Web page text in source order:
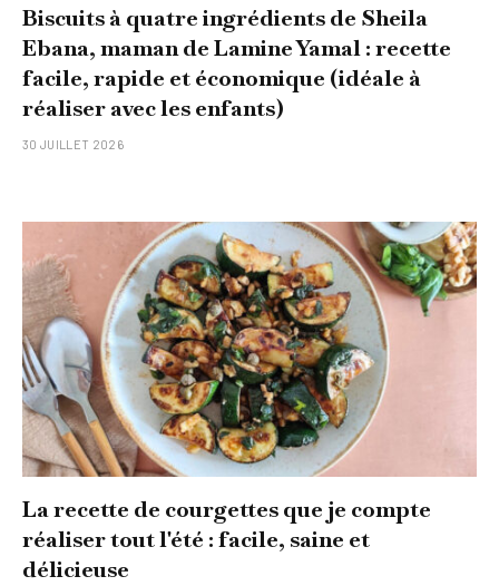
Biscuits à quatre ingrédients de Sheila
Ebana, maman de Lamine Yamal : recette
facile, rapide et économique (idéale à
réaliser avec les enfants)
30 JUILLET 2026
La recette de courgettes que je compte
réaliser tout l'été : facile, saine et
délicieuse